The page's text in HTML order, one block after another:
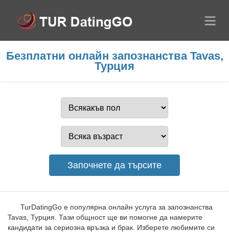
Безплатни онлайн запознанства Tavas,
Турция
TurDatingGo е популярна онлайн услуга за запознанства
Tavas, Турция. Тази общност ще ви помогне да намерите
кандидати за сериозна връзка и брак. Изберете любимите си